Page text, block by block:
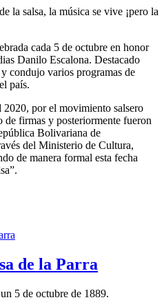
la salsa, la música se vive ¡pero la
cada 5 de octubre en honor
Danilo Escalona. Destacado
condujo varios programas de
país.
2020, por el movimiento salsero
firmas y posteriormente fueron
Bolivariana de
del Ministerio de Cultura,
de manera formal esta fecha
de la Parra
5 de octubre de 1889.